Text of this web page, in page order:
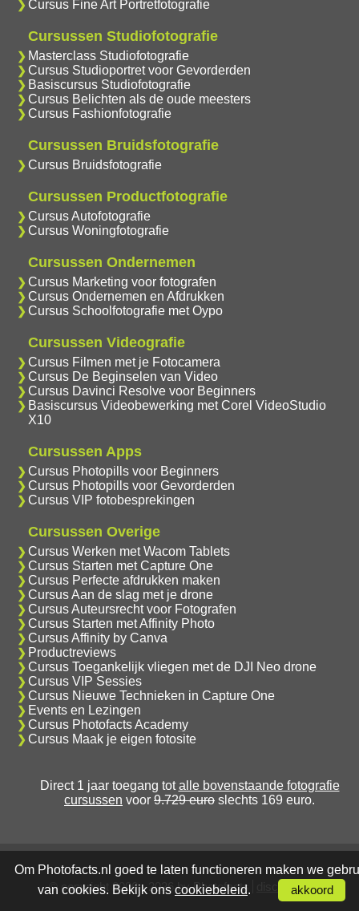
Cursus Fine Art Portretfotografie
Cursussen Studiofotografie
Masterclass Studiofotografie
Cursus Studioportret voor Gevorderden
Basiscursus Studiofotografie
Cursus Belichten als de oude meesters
Cursus Fashionfotografie
Cursussen Bruidsfotografie
Cursus Bruidsfotografie
Cursussen Productfotografie
Cursus Autofotografie
Cursus Woningfotografie
Cursussen Ondernemen
Cursus Marketing voor fotografen
Cursus Ondernemen en Afdrukken
Cursus Schoolfotografie met Oypo
Cursussen Videografie
Cursus Filmen met je Fotocamera
Cursus De Beginselen van Video
Cursus Davinci Resolve voor Beginners
Basiscursus Videobewerking met Corel VideoStudio
X10
Cursussen Apps
Cursus Photopills voor Beginners
Cursus Photopills voor Gevorderden
Cursus VIP fotobesprekingen
Cursussen Overige
Cursus Werken met Wacom Tablets
Cursus Starten met Capture One
Cursus Perfecte afdrukken maken
Cursus Aan de slag met je drone
Cursus Auteursrecht voor Fotografen
Cursus Starten met Affinity Photo
Cursus Affinity by Canva
Productreviews
Cursus Toegankelijk vliegen met de DJI Neo drone
Cursus VIP Sessies
Cursus Nieuwe Technieken in Capture One
Events en Lezingen
Cursus Photofacts Academy
Cursus Maak je eigen fotosite
Direct 1 jaar toegang totalle bovenstaande fotografie
cursussen voor 9.729 euro slechts 169 euro.
© copyright 2006 - 2026 by Photofacts disclaimer
Om Photofacts.nl goed te laten functioneren maken we
van cookies. Bekijk ons cookiebeleid. akkoord